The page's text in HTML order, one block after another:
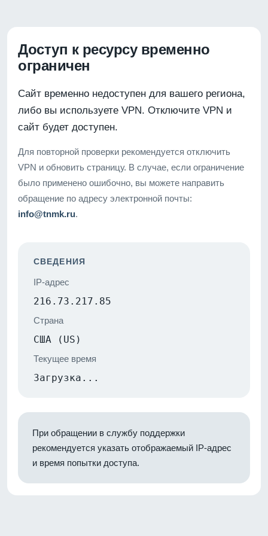
Доступ к ресурсу временно
ограничен
Сайт временно недоступен для вашего региона,
либо вы используете VPN. Отключите VPN и
сайт будет доступен.
Для повторной проверки рекомендуется отключить
VPN и обновить страницу. В случае, если ограничение
было применено ошибочно, вы можете направить
обращение по адресу электронной почты:
info@tnmk.ru.
СВЕДЕНИЯ
IP-адрес
216.73.217.85
Страна
США (US)
Текущее время
Загрузка...
При обращении в службу поддержки
рекомендуется указать отображаемый IP-адрес
и время попытки доступа.